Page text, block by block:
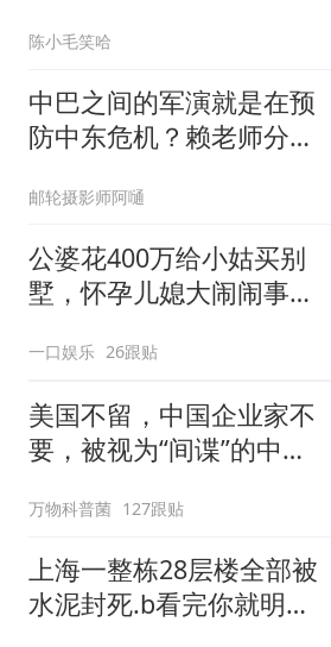
陈小毛笑哈
中巴之间的军演就是在预
防中东危机？赖老师分析
邮轮摄影师阿嗵
公婆花400万给小姑买别
墅，怀孕儿媳大闹闹事，
一口娱乐 26跟贴
美国不留，中国企业家不
要，被视为“间谍”的中国
万物科普菌 127跟贴
上海一整栋28层楼全部被
水泥封死.b看完你就明白